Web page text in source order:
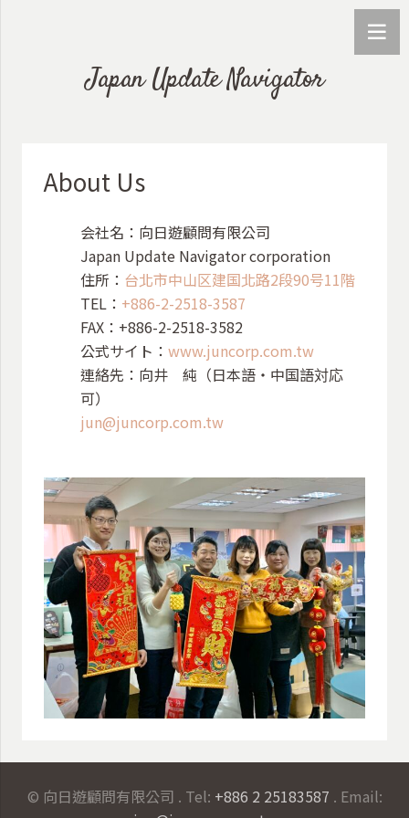
Japan Update Navigator
About Us
会社名：向日遊顧問有限公司
Japan Update Navigator corporation
住所： 台北市中山区建国北路2段90号11階
TEL： +886-2-2518-3587
FAX：+886-2-2518-3582
公式サイト： www.juncorp.com.tw
連絡先：向井 純（日本語・中国語対応
可）
jun@juncorp.com.tw
© 向日遊顧問有限公司 . Tel: +886 2 25183587 . Email: